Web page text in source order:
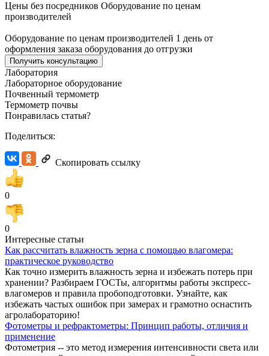
Цены без посредников Оборудование по ценам
производителей
Оборудование по ценам производителей 1 день от
оформления заказа оборудования до отгрузки
Получить консультацию
Лаборатория
Лабораторное оборудование
Почвенный термометр
Термометр почвы
Понравилась статья?
Поделиться:
Скопировать ссылку
0
0
Интересные статьи
Как рассчитать влажность зерна с помощью влагомера:
практическое руководство
Как точно измерить влажность зерна и избежать потерь при
хранении? Разбираем ГОСТы, алгоритмы работы экспресс-
влагомеров и правила пробоподготовки. Узнайте, как
избежать частых ошибок при замерах и грамотно оснастить
агролабораторию!
Фотометры и рефрактометры: Принцип работы, отличия и
применение
Фотометрия -- это метод измерения интенсивности света или